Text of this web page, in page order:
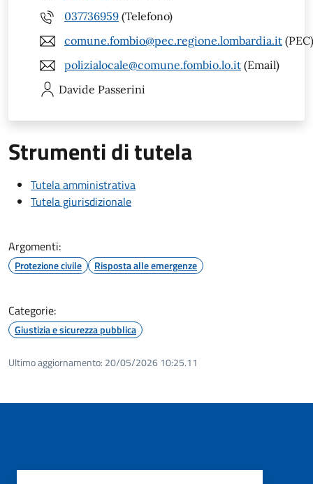
037736959 (Telefono)
comune.fombio@pec.regione.lombardia.it (PEC)
polizialocale@comune.fombio.lo.it (Email)
Davide Passerini
Strumenti di tutela
Tutela amministrativa
Tutela giurisdizionale
Argomenti:
Protezione civile Risposta alle emergenze
Categorie:
Giustizia e sicurezza pubblica
Ultimo aggiornamento: 20/05/2026 10:25.11